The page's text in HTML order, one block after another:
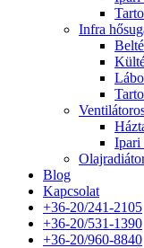
Infra
Ipari
Blog
Kapcsolat
+36-20/241-2105
+36-20/531-1390
+36-20/960-8840